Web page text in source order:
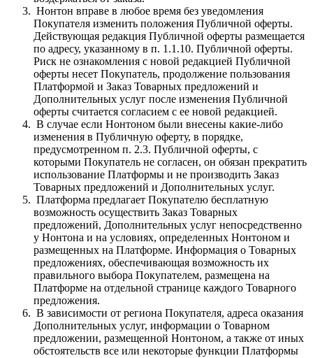
Нонтон вправе в любое время без уведомления
Покупателя изменить положения Публичной оферты.
Действующая редакция Публичной оферты размещается
по адресу, указанному в п. 1.1.10. Публичной оферты.
Риск не ознакомления с новой редакцией Публичной
оферты несет Покупатель, продолжение пользования
Платформой и Заказ Товарных предложений и
Дополнительных услуг после изменения Публичной
оферты считается согласием с ее новой редакцией.
В случае если Нонтоном были внесены какие-либо
изменения в Публичную оферту, в порядке,
предусмотренном п. 2.3. Публичной оферты, с
которыми Покупатель не согласен, он обязан прекратить
использование Платформы и не производить Заказ
Товарных предложений и Дополнительных услуг.
Платформа предлагает Покупателю бесплатную
возможность осуществить Заказ Товарных
предложений, Дополнительных услуг непосредственно
у Нонтона и на условиях, определенных Нонтоном и
размещенных на Платформе. Информация о Товарных
предложениях, обеспечивающая возможность их
правильного выбора Покупателем, размещена на
Платформе на отдельной странице каждого Товарного
предложения.
В зависимости от региона Покупателя, адреса оказания
Дополнительных услуг, информации о Товарном
предложении, размещенной Нонтоном, а также от иных
обстоятельств все или некоторые функции Платформы